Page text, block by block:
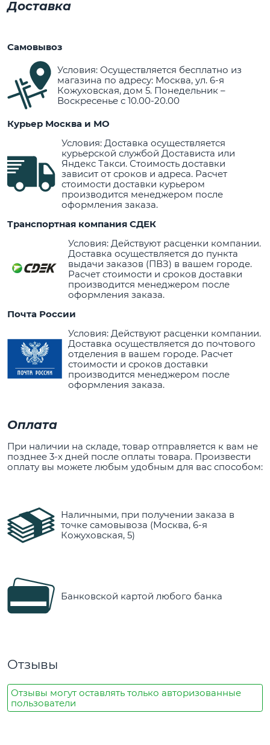
Доставка
Самовывоз
Условия: Осуществляется бесплатно из
магазина по адресу: Москва, ул. 6-я
Кожуховская, дом 5. Понедельник –
Воскресенье с 10.00-20.00
Курьер Москва и МО
Условия: Доставка осуществляется
курьерской службой Достависта или
Яндекс Такси. Стоимость доставки
зависит от сроков и адреса. Расчет
стоимости доставки курьером
производится менеджером после
оформления заказа.
Транспортная компания СДЕК
Условия: Действуют расценки компании.
Доставка осуществляется до пункта
выдачи заказов (ПВЗ) в вашем городе.
Расчет стоимости и сроков доставки
производится менеджером после
оформления заказа.
Почта России
Условия: Действуют расценки компании.
Доставка осуществляется до почтового
отделения в вашем городе. Расчет
стоимости и сроков доставки
производится менеджером после
оформления заказа.
Оплата
При наличии на складе, товар отправляется к вам не
позднее 3-х дней после оплаты товара. Произвести
оплату вы можете любым удобным для вас способом:
Наличными, при получении заказа в
точке самовывоза (Москва, 6-я
Кожуховская, 5)
Банковской картой любого банка
Отзывы
Отзывы могут оставлять только авторизованные
пользователи